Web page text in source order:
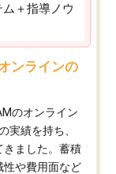
＋指導ノウ
ンラインの
のオンライン
実績を持ち、
きました。蓄積
性や費用面など